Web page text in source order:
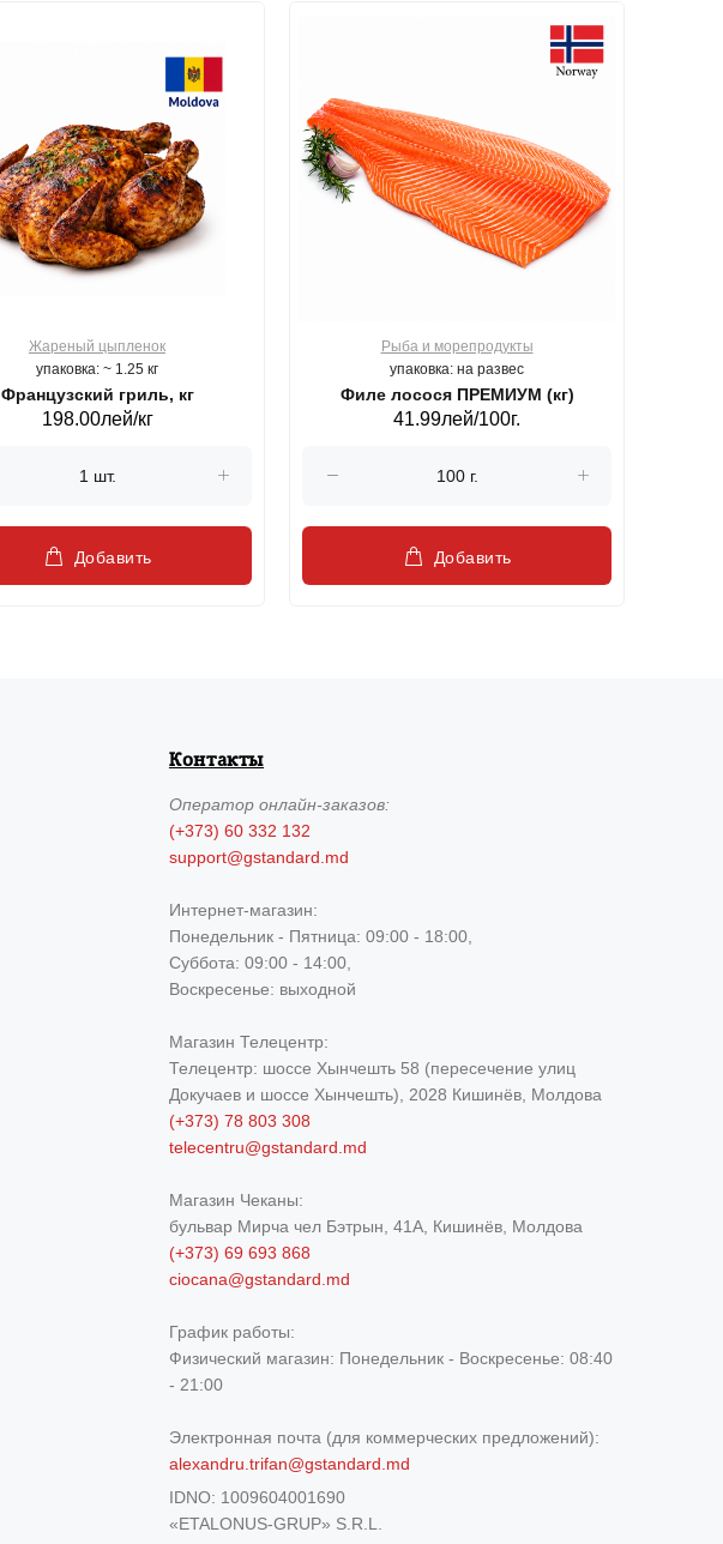
Жареный цыпленок
упаковка: ~ 1.25 кг
Французский гриль, кг
198.00лей/кг
Добавить
Рыба и морепродукты
упаковка: на развес
Филе лосося ПРЕМИУМ (кг)
41.99лей/100г.
Добавить
Контакты
Операторонлайн-заказов:
(+373) 60 332 132
support@gstandard.md
Интернет-магазин:
Понедельник - Пятница: 09:00 - 18:00,
Суббота: 09:00 - 14:00,
Воскресенье: выходной
Магазин Телецентр:
Телецентр: шоссе Хынчешть 58 (пересечение улиц
Докучаев и шоссе Хынчешть), 2028 Кишинёв, Молдова
(+373) 78 803 308
telecentru@gstandard.md
Магазин Чеканы:
бульвар Мирча чел Бэтрын, 41A, Кишинёв, Молдова
(+373) 69 693 868
ciocana@gstandard.md
График работы:
Физический магазин: Понедельник - Воскресенье: 08:40
- 21:00
Электронная почта (для коммерческих предложений):
alexandru.trifan@gstandard.md
IDNO: 1009604001690
«ETALONUS-GRUP» S.R.L.